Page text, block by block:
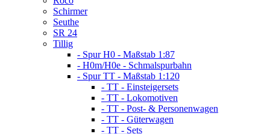
Schirmer
Seuthe
SR 24
Tillig
- Spur H0 - Maßstab 1:87
- H0m/H0e - Schmalspurbahn
- Spur TT - Maßstab 1:120
- TT - Einsteigersets
- TT - Lokomotiven
- TT - Post- & Personenwagen
- TT - Güterwagen
- TT - Sets